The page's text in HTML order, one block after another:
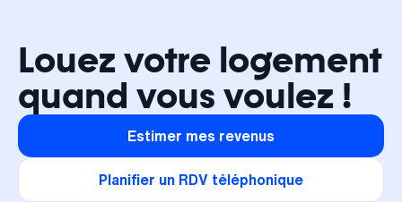
Louez votre logement
quand vous voulez !
Estimer mes revenus
Planifier un RDV téléphonique